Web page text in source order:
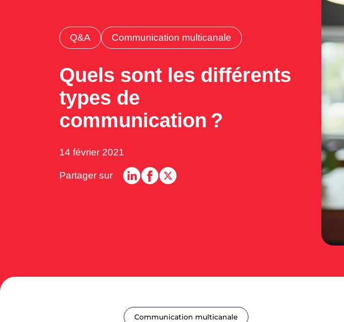
Q&A Communication multicanale
Quels sont les différents
types de
communication ?
14 février 2021
Partager sur
Communication multicanale